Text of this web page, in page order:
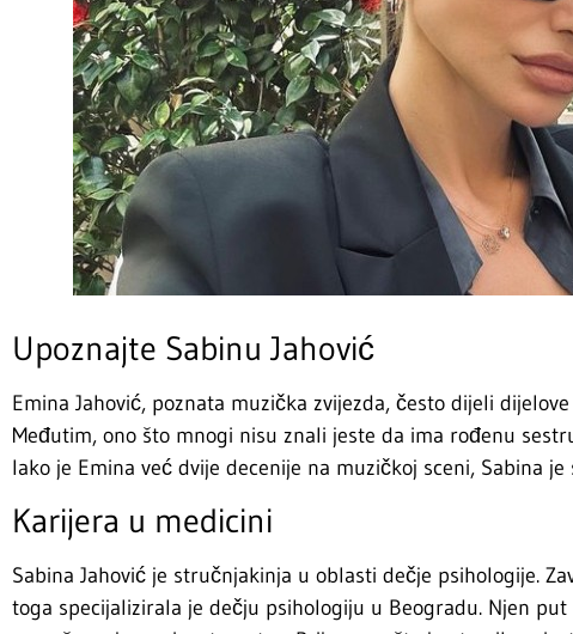
Upoznajte Sabinu Jahović
Emina Jahović, poznata muzička zvijezda, često dijeli
Međutim, ono što mnogi nisu znali jeste da ima rođenu
Iako je Emina već dvije decenije na muzičkoj sceni, Sabina
Karijera u medicini
Sabina Jahović je stručnjakinja u oblasti dečje psihologije.
toga specijalizirala je dečju psihologiju u Beogradu. Njen